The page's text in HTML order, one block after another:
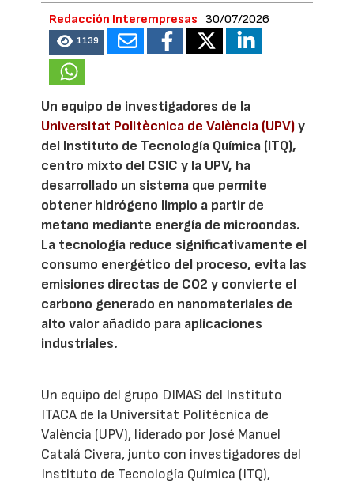
Redacción Interempresas 30/07/2026
1139
Un equipo de investigadores de la
Universitat Politècnica de València (UPV)y
del Instituto de Tecnología Química (ITQ),
centro mixto del CSIC y la UPV, ha
desarrollado un sistema que permite
obtener hidrógeno limpio a partir de
metano mediante energía de microondas.
La tecnología reduce significativamente el
consumo energético del proceso, evita las
emisiones directas de CO2 y convierte el
carbono generado en nanomateriales de
alto valor añadido para aplicaciones
industriales.
Un equipo del grupo DIMAS del Instituto
ITACA de la Universitat Politècnica de
València (UPV), liderado por José Manuel
Catalá Civera, junto con investigadores del
Instituto de Tecnología Química (ITQ),